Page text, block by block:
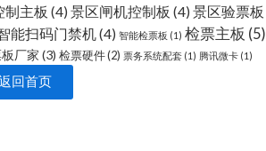
制主板 (4) 景区闸机控制板 (4) 景区验票板
能扫码门禁机(4) 智能检票板 (1) 检票主板 (5)
厂家 (3) 检票硬件(2) 票务系统配套 (1) 腾讯微卡 (1)
回首页